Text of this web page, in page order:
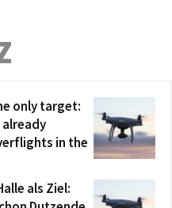
only target:
in the
als Ziel: